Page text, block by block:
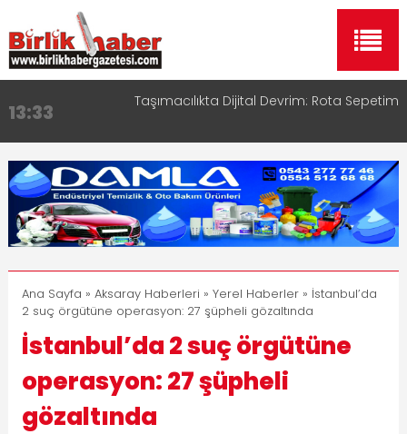
13:33 Taşımacılıkta Dijital Devrim: Rota Sepetim
17:15
16:00
Aksaray Esnaf Rehberi ile Google ve Yapay Zeka
Aramalarında Öne Çıkın
8:23 Aksaray Esnaf Rehberi Hizmete Girdi
11:30
Ana Sayfa » Aksaray Haberleri » Yerel Haberler» İstanbul’da
2 suç örgütüne operasyon: 27 şüpheli gözaltında
İstanbul’da 2 suç örgütüne
operasyon: 27 şüpheli
gözaltında